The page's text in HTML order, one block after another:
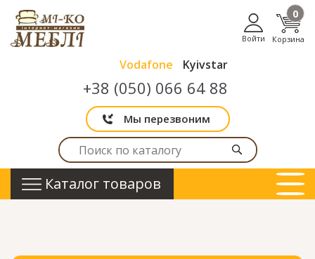
Vodafone Kyivstar
+38 (050) 066 64 88
Мы перезвоним
Войти Корзина
0
Каталог товаров